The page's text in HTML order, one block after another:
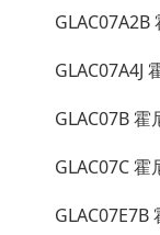
GLAC07A2B
GLAC07A4J
GLAC07B 霍
GLAC07C 霍
GLAC07E7B